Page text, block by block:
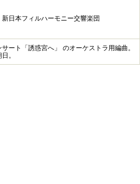
日本フィルハーモニー交響楽団
ート「誘惑宮へ」 のオーケストラ用編曲。
。